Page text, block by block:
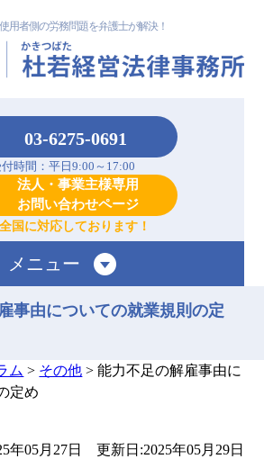
用者側の労務問題を弁護士が解決！
03-6275-0691
時間：平日9:00～17:00
法人・事業主様専用
お問い合わせページ
国に対応しております！
メニュー
事由についての就業規則の定
ム > その他 >能力不足の解雇事由に
定め
年05月27日 更新日:2025年05月29日